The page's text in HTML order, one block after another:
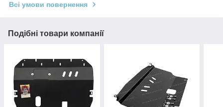
Всі умови повернення
Подібні товари компанії